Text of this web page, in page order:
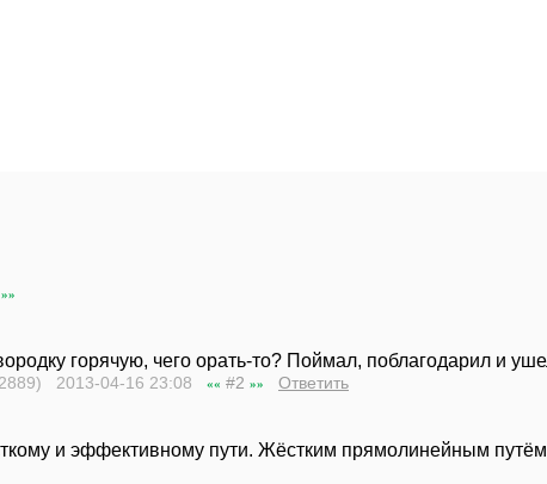
»»
горячую, чего орать-то? Поймал, поблагодарил и
2013-04-16 23:08 «« #2 »» Ответить
и эффективному пути. Жёстким прямолинейным